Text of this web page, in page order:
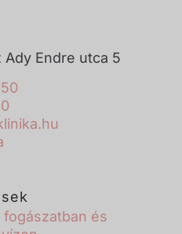
Ady Endre utca 5
és